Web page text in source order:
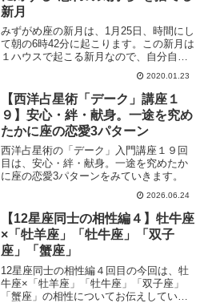
新月
みずがめ座の新月は、1月25日、時間にし
て朝の6時42分に起こります。この新月は
１ハウスで起こる新月なので、自分自身
が変化することに対する恐れの気持ちを
捨てる新月です。水瓶座の新月をホロス
コープを交えて解説していきます。
2020.01.23
【西洋占星術「デーク」講座１
９】安心・絆・献身。一途を究め
たかに座の恋愛3パターン
西洋占星術の「デーク」入門講座１９回
目は、安心・絆・献身。一途を究めたか
に座の恋愛3パターンをみていきます。
2026.06.24
【12星座同士の相性編４】牡牛座
×「牡羊座」「牡牛座」「双子
座」「蟹座」
12星座同士の相性編４回目の今回は、牡
牛座×「牡羊座」「牡牛座」「双子座」
「蟹座」の相性についてお伝えしていき